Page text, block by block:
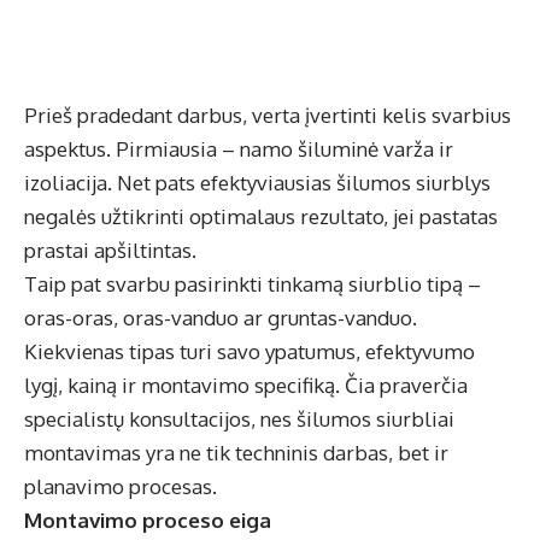
Prieš pradedant darbus, verta įvertinti kelis svarbius
aspektus. Pirmiausia – namo šiluminė varža ir
izoliacija. Net pats efektyviausias šilumos siurblys
negalės užtikrinti optimalaus rezultato, jei pastatas
prastai apšiltintas.
Taip pat svarbu pasirinkti tinkamą siurblio tipą –
oras-oras, oras-vanduo ar gruntas-vanduo.
Kiekvienas tipas turi savo ypatumus, efektyvumo
lygį, kainą ir montavimo specifiką. Čia praverčia
specialistų konsultacijos, nes šilumos siurbliai
montavimas yra ne tik techninis darbas, bet ir
planavimo procesas.
Montavimo proceso eiga